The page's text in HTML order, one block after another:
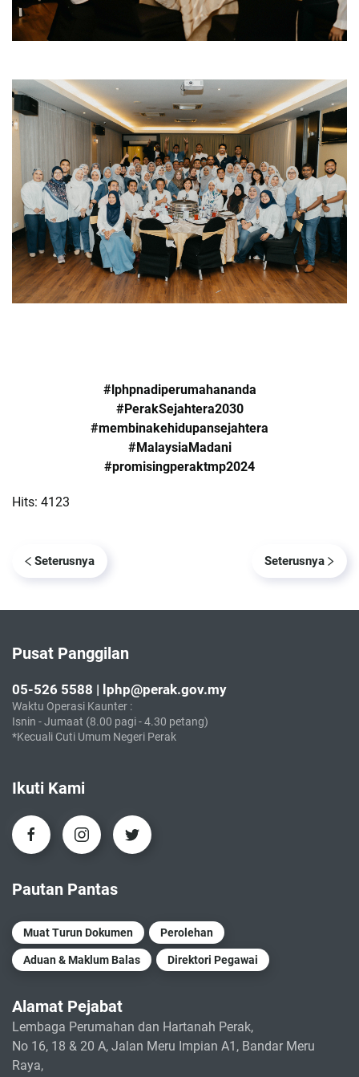
#lphpnadiperumahananda
#PerakSejahtera2030
#membinakehidupansejahtera
#MalaysiaMadani
#promisingperaktmp2024
Hits: 4123
Seterusnya Seterusnya
Pusat Panggilan
05-526 5588 | lphp@perak.gov.my
Waktu Operasi Kaunter :
Isnin - Jumaat (8.00 pagi - 4.30 petang)
*Kecuali Cuti Umum Negeri Perak
Ikuti Kami
Pautan Pantas
Muat Turun Dokumen Perolehan
Aduan & Maklum Balas Direktori Pegawai
Alamat Pejabat
Lembaga Perumahan dan Hartanah Perak,
No 16, 18 & 20 A, Jalan Meru Impian A1, Bandar Meru
Raya,